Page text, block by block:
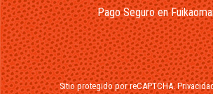
Pago Seguro en
Sitio protegido por reCAPTCHA.